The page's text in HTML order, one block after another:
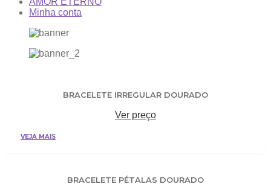
Minha conta
BRACELETE IRREGULAR DOURADO
Ver preço
VEJA MAIS
BRACELETE PÉTALAS DOURADO